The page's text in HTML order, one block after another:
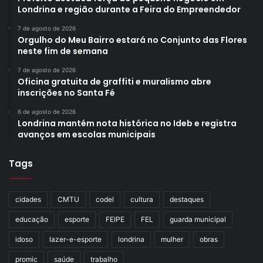
Municipal, Polícia Militar e Transportes Coletivos Grande
Londrina.
Gostei
Etiquetas CMTU
pontos cegos
transporte coletivo
Londrina e região durante a Feira do Empreendedor
7 de agosto de 2026
Orgulho do Meu Bairro estará no Conjunto das Flores
neste fim de semana
7 de agosto de 2026
Oficina gratuita de graffiti e muralismo abre
inscrições no Santa Fé
6 de agosto de 2026
Londrina mantém nota histórica no Ideb e registra
avanços em escolas municipais
Tags
cidades CMTU codel cultura destaques
educação esporte FEIPE FEL guarda municipal
idoso lazer-e-esporte londrina mulher obras
promic saúde trabalho